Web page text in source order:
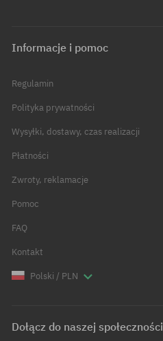
Informacje i pomoc
Regulamin
Polityka prywatności
Wysyłki, dostawy, czas realizacji
Płatności
Zwroty, reklamacje
Pomoc
FAQ
Kontakt
Polski / PLN
Dołącz do naszej społeczności